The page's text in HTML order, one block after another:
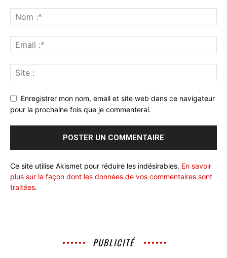
Enregistrer mon nom, email et site web dans ce navigateur
pour la prochaine fois que je commenterai.
Ce site utilise Akismet pour réduire les indésirables. En savoir
plus sur la façon dont les données de vos commentaires sont
traitées.
PUBLICITÉ